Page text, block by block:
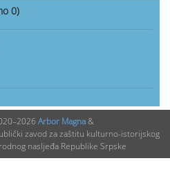
0)
Arbor Magna&
zavod za zaštitu kulturno-istorijskog
nasljeđa Republike Srpske